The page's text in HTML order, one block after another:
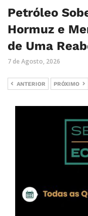
Petróleo
Hormuz e
de Uma
7 de Agosto, 2026
ANTERIOR PRÓXIMO